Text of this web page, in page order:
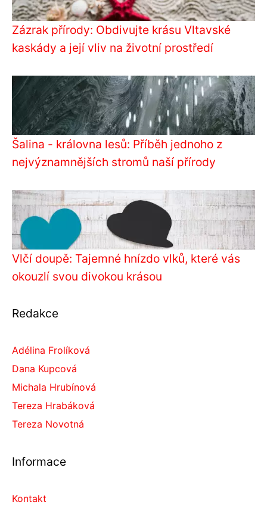
Zázrak přírody: Obdivujte krásu Vltavské
kaskády a její vliv na životní prostředí
Šalina - královna lesů: Příběh jednoho z
nejvýznamnějších stromů naší přírody
Vlčí doupě: Tajemné hnízdo vlků, které vás
okouzlí svou divokou krásou
Redakce
Adélina Frolíková
Dana Kupcová
Michala Hrubínová
Tereza Hrabáková
Tereza Novotná
Informace
Kontakt